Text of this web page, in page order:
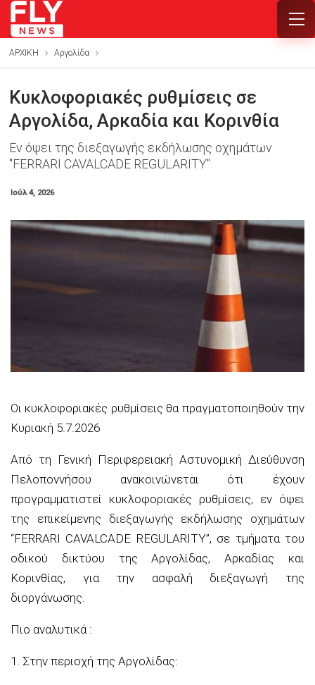
ΑΡΧΙΚΗ Αργολίδα
Κυκλοφοριακές ρυθμίσεις σε
Αργολίδα, Αρκαδία και Κορινθία
Εν όψει της διεξαγωγής εκδήλωσης οχημάτων
"FERRARI CAVALCADE REGULARITY"
Ιούλ 4, 2026
Οι κυκλοφοριακές ρυθμίσεις θα πραγματοποιηθούν την
Κυριακή 5.7.2026
Από τη Γενική Περιφερειακή Αστυνομική Διεύθυνση
Πελοποννήσου ανακοινώνεται ότι έχουν
προγραμματιστεί κυκλοφοριακές ρυθμίσεις, εν όψει
της επικείμενης διεξαγωγής εκδήλωσης οχημάτων
“FERRARI CAVALCADE REGULARITY”, σε τμήματα του
οδικού δικτύου της Αργολίδας, Αρκαδίας και
Κορινθίας, για την ασφαλή διεξαγωγή της
διοργάνωσης.
Πιο αναλυτικά :
1. Στην περιοχή της Αργολίδας: